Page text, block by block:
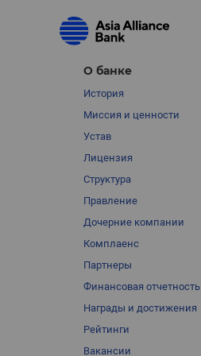
О банке
История
Миссия и ценности
Устав
Лицензия
Структура
Правление
Дочерние компании
Комплаенс
Партнеры
Финансовая отчетность
Награды и достижения
Рейтинги
Вакансии